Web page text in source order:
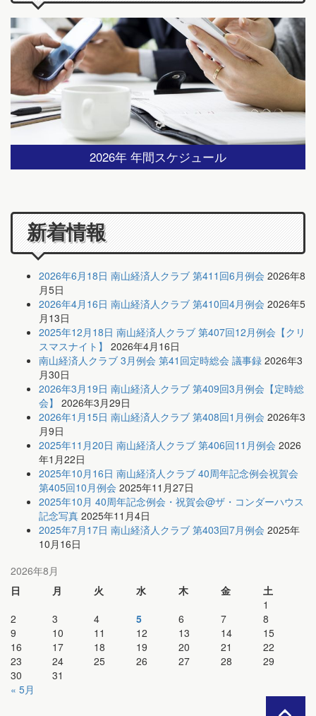
2026年 年間スケジュール
新着情報
2026年6月18日 南山経済人クラブ 第411回6月例会 2026年8
月5日
2026年4月16日 南山経済人クラブ 第410回4月例会 2026年5
月13日
2025年12月18日 南山経済人クラブ 第407回12月例会【クリ
スマスナイト】 2026年4月16日
南山経済人クラブ 3月例会 第41回定時総会 議事録 2026年3
月30日
2026年3月19日 南山経済人クラブ 第409回3月例会【定時総
会】 2026年3月29日
2026年1月15日 南山経済人クラブ 第408回1月例会 2026年3
月9日
2025年11月20日 南山経済人クラブ 第406回11月例会 2026
年1月22日
2025年10月16日 南山経済人クラブ 40周年記念例会祝賀会
第405回10月例会 2025年11月27日
2025年10月 40周年記念例会・祝賀会@ザ・コンダーハウス
記念写真 2025年11月4日
2025年7月17日 南山経済人クラブ 第403回7月例会 2025年
10月16日
2026年8月
日
月 火 水 木 金
土
1
2
3 4 5 6 7
8
9
10 11 12 13 14
15
16
17 18 19 20 21
22
23
24 25 26 27 28
29
30
31
« 5月